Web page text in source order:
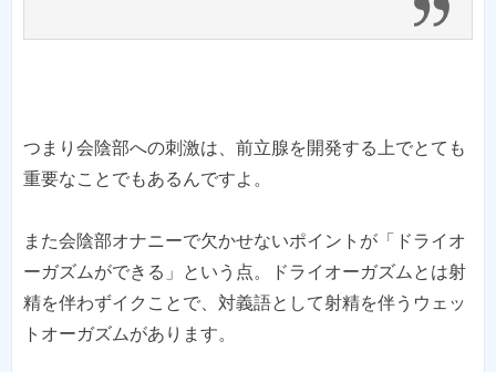
つまり会陰部への刺激は、前立腺を開発する上でとても
重要なことでもあるんですよ。
また会陰部オナニーで欠かせないポイントが「ドライオ
ーガズムができる」という点。ドライオーガズムとは射
精を伴わずイクことで、対義語として射精を伴うウェッ
トオーガズムがあります。